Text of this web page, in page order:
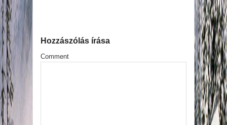
Hozzászólás írása
Comment